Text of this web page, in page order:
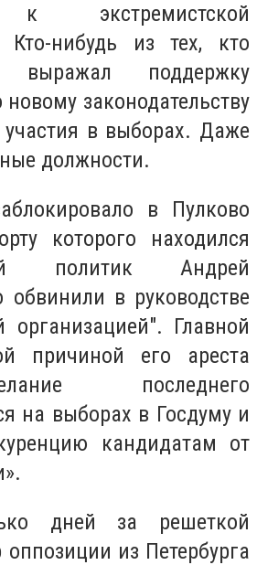
к экстремистской
Кто-нибудь из тех, кто
выражал поддержку
законодательству
участия в выборах. Даже
должности.
в Пулково
которого находился
политик Андрей
обвинили в руководстве
организацией". Главной
причиной его ареста
последнего
на выборах в Госдуму и
кандидатам от
дней за решеткой
оппозиции из Петербурга